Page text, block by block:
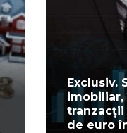
Exclusiv.
imobiliar,
de euro